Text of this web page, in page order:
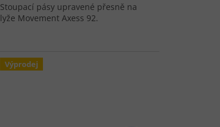
Stoupací pásy upravené přesně na
lyže Movement Axess 92.
Výprodej